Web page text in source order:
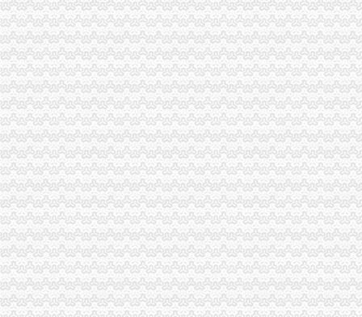
【重庆渝中区代理记账|代理记账公司|会计代理记账】-重庆赶集网
（中天光美地）4幢-1层8号、3号车库负1层车位60号停车用房和渝
新会计服务新闻-新会计服务动态、热门会计服务新闻-热门会计服
重庆市南岸区南坪江南大道7号（浪高国际广场（亮阁））、渝中区
重庆市渝中区人民
关于我们_重庆代账公司
重庆渝中代理记账公司推荐之开具红字发票疑问-商务服务-六安新闻网
重庆代办公司注册,工商注册,代帐会计,代理记账,代办营_重庆代账公司
重庆会计网|重庆会计|重庆会计公司-重庆酷易搜
重庆公司注册_工商代理_个体工商户_分公司_进出口权申请_营业执照
重庆代理记账-重庆工商代办电话价格-重庆营业执照代办-重庆注册公司-
【重庆其它服务|其它服务】-重庆知了信息网
关于印发《渝中区残疾人辅助器具适配实施办法》的通知
重庆代理记账,渝北财务公司,渝中兼职会计
关于永川区副局长张道国、经支队副队长吕正彬等人对永福公
【达州其他_达州其他公司】-达州百姓网
重庆市渝中区新华路45、47号（圣名国际时装城）第1层1063#非住宅
充移动话费100厂家_充移动话费100公司-阿里巴巴公司黄页